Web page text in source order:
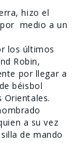
hizo el
medio a un
los últimos
Robin,
por llegar a
béisbol
a su vez
de mando